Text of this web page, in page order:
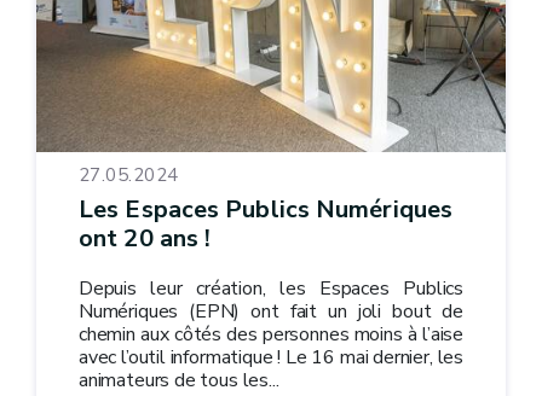
27.05.2024
Les Espaces Publics Numériques
ont 20 ans !
Depuis leur création, les Espaces Publics
Numériques (EPN) ont fait un joli bout de
chemin aux côtés des personnes moins à l’aise
avec l’outil informatique ! Le 16 mai dernier, les
animateurs de tous les...